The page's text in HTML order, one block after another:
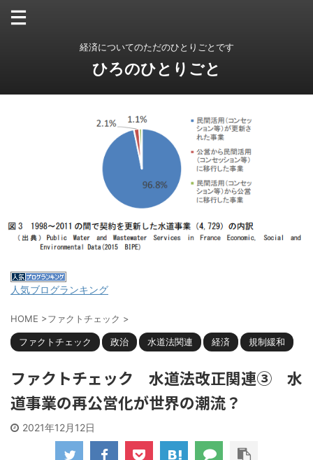
経済についてのただのひとりごとです
ひろのひとりごと
人気ブログランキング
HOME >ファクトチェック >
ファクトチェック 政治 水道法関連 経済 規制緩和
ファクトチェック 水道法改正関連③ 水
道事業の再公営化が世界の潮流？
2021年12月12日